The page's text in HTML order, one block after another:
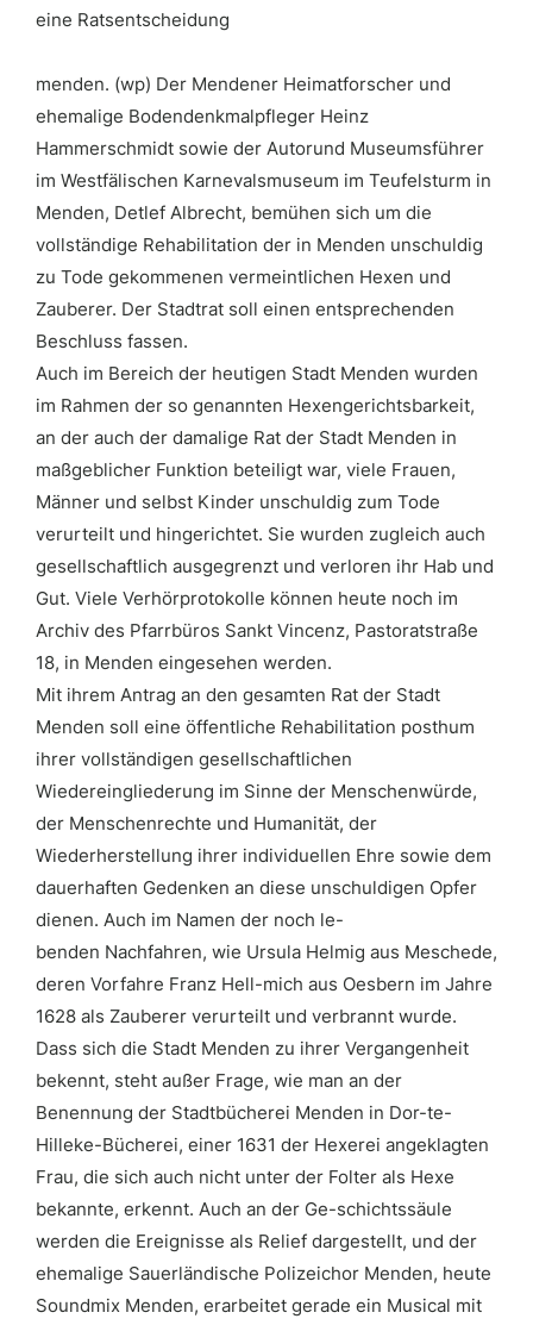
eine Ratsentscheidung
menden. (wp) Der Mendener Heimatforscher und
ehemalige Bodendenkmalpfleger Heinz
Hammerschmidt sowie der Autorund Museumsführer
im Westfälischen Karnevalsmuseum im Teufelsturm in
Menden, Detlef Albrecht, bemühen sich um die
vollständige Rehabilitation der in Menden unschuldig
zu Tode gekommenen vermeintlichen Hexen und
Zauberer. Der Stadtrat soll einen entsprechenden
Beschluss fassen.
Auch im Bereich der heutigen Stadt Menden wurden
im Rahmen der so genannten Hexengerichtsbarkeit,
an der auch der damalige Rat der Stadt Menden in
maßgeblicher Funktion beteiligt war, viele Frauen,
Männer und selbst Kinder unschuldig zum Tode
verurteilt und hingerichtet. Sie wurden zugleich auch
gesellschaftlich ausgegrenzt und verloren ihr Hab und
Gut. Viele Verhörprotokolle können heute noch im
Archiv des Pfarrbüros Sankt Vincenz, Pastoratstraße
18, in Menden eingesehen werden.
Mit ihrem Antrag an den gesamten Rat der Stadt
Menden soll eine öffentliche Rehabilitation posthum
ihrer vollständigen gesellschaftlichen
Wiedereingliederung im Sinne der Menschenwürde,
der Menschenrechte und Humanität, der
Wiederherstellung ihrer individuellen Ehre sowie dem
dauerhaften Gedenken an diese unschuldigen Opfer
dienen. Auch im Namen der noch le-
benden Nachfahren, wie Ursula Helmig aus Meschede,
deren Vorfahre Franz Hell-mich aus Oesbern im Jahre
1628 als Zauberer verurteilt und verbrannt wurde.
Dass sich die Stadt Menden zu ihrer Vergangenheit
bekennt, steht außer Frage, wie man an der
Benennung der Stadtbücherei Menden in Dor-te-
Hilleke-Bücherei, einer 1631 der Hexerei angeklagten
Frau, die sich auch nicht unter der Folter als Hexe
bekannte, erkennt. Auch an der Ge-schichtssäule
werden die Ereignisse als Relief dargestellt, und der
ehemalige Sauerländische Polizeichor Menden, heute
Soundmix Menden, erarbeitet gerade ein Musical mit